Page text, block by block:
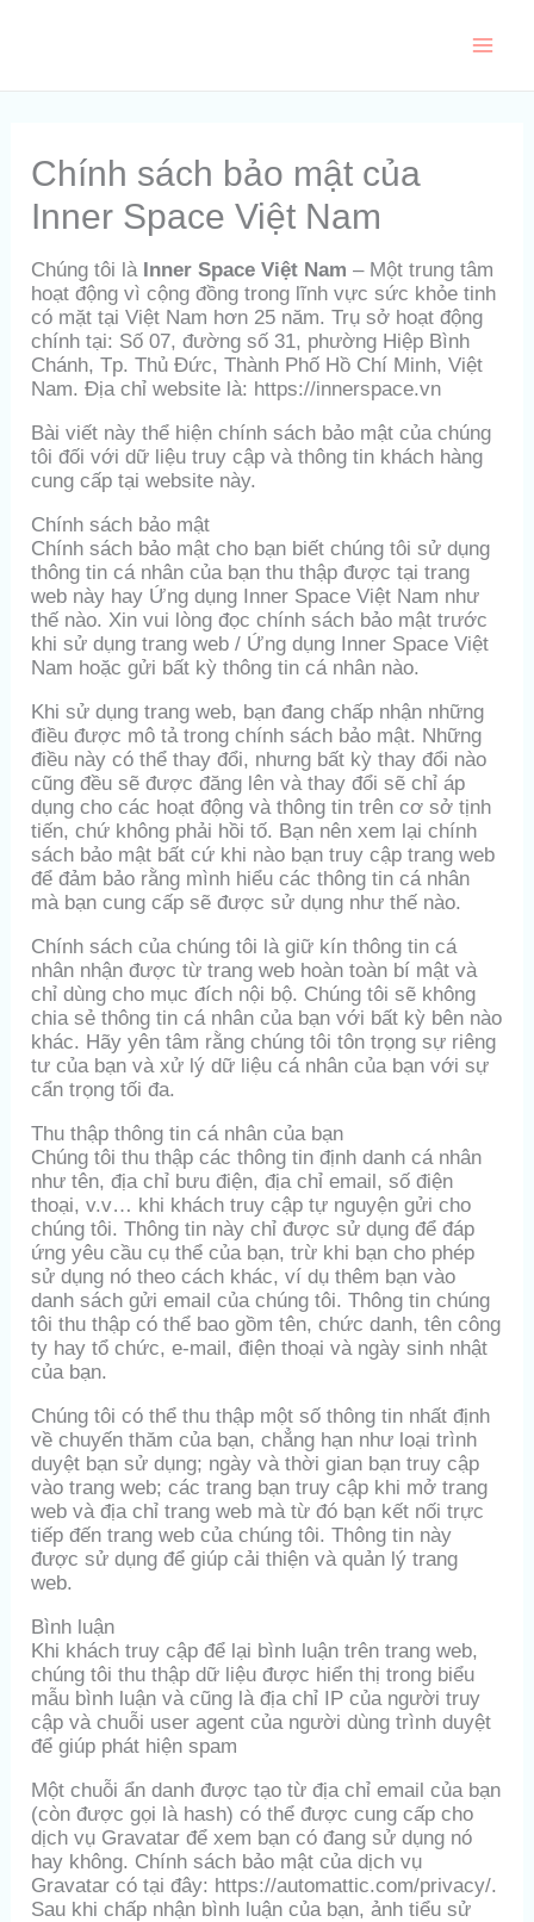
Chính sách bảo mật của
Inner Space Việt Nam
Chúng tôi là Inner Space Việt Nam – Một trung tâm
hoạt động vì cộng đồng trong lĩnh vực sức khỏe tinh
có mặt tại Việt Nam hơn 25 năm. Trụ sở hoạt động
chính tại: Số 07, đường số 31, phường Hiệp Bình
Chánh, Tp. Thủ Đức, Thành Phố Hồ Chí Minh, Việt
Nam. Địa chỉ website là: https://innerspace.vn
Bài viết này thể hiện chính sách bảo mật của chúng
tôi đối với dữ liệu truy cập và thông tin khách hàng
cung cấp tại website này.
Chính sách bảo mật
Chính sách bảo mật cho bạn biết chúng tôi sử dụng
thông tin cá nhân của bạn thu thập được tại trang
web này hay Ứng dụng Inner Space Việt Nam như
thế nào. Xin vui lòng đọc chính sách bảo mật trước
khi sử dụng trang web / Ứng dụng Inner Space Việt
Nam hoặc gửi bất kỳ thông tin cá nhân nào.
Khi sử dụng trang web, bạn đang chấp nhận những
điều được mô tả trong chính sách bảo mật. Những
điều này có thể thay đổi, nhưng bất kỳ thay đổi nào
cũng đều sẽ được đăng lên và thay đổi sẽ chỉ áp
dụng cho các hoạt động và thông tin trên cơ sở tịnh
tiến, chứ không phải hồi tố. Bạn nên xem lại chính
sách bảo mật bất cứ khi nào bạn truy cập trang web
để đảm bảo rằng mình hiểu các thông tin cá nhân
mà bạn cung cấp sẽ được sử dụng như thế nào.
Chính sách của chúng tôi là giữ kín thông tin cá
nhân nhận được từ trang web hoàn toàn bí mật và
chỉ dùng cho mục đích nội bộ. Chúng tôi sẽ không
chia sẻ thông tin cá nhân của bạn với bất kỳ bên nào
khác. Hãy yên tâm rằng chúng tôi tôn trọng sự riêng
tư của bạn và xử lý dữ liệu cá nhân của bạn với sự
cẩn trọng tối đa.
Thu thập thông tin cá nhân của bạn
Chúng tôi thu thập các thông tin định danh cá nhân
như tên, địa chỉ bưu điện, địa chỉ email, số điện
thoại, v.v… khi khách truy cập tự nguyện gửi cho
chúng tôi. Thông tin này chỉ được sử dụng để đáp
ứng yêu cầu cụ thể của bạn, trừ khi bạn cho phép
sử dụng nó theo cách khác, ví dụ thêm bạn vào
danh sách gửi email của chúng tôi. Thông tin chúng
tôi thu thập có thể bao gồm tên, chức danh, tên công
ty hay tổ chức, e-mail, điện thoại và ngày sinh nhật
của bạn.
Chúng tôi có thể thu thập một số thông tin nhất định
về chuyến thăm của bạn, chẳng hạn như loại trình
duyệt bạn sử dụng; ngày và thời gian bạn truy cập
vào trang web; các trang bạn truy cập khi mở trang
web và địa chỉ trang web mà từ đó bạn kết nối trực
tiếp đến trang web của chúng tôi. Thông tin này
được sử dụng để giúp cải thiện và quản lý trang
web.
Bình luận
Khi khách truy cập để lại bình luận trên trang web,
chúng tôi thu thập dữ liệu được hiển thị trong biểu
mẫu bình luận và cũng là địa chỉ IP của người truy
cập và chuỗi user agent của người dùng trình duyệt
để giúp phát hiện spam
Một chuỗi ẩn danh được tạo từ địa chỉ email của bạn
(còn được gọi là hash) có thể được cung cấp cho
dịch vụ Gravatar để xem bạn có đang sử dụng nó
hay không. Chính sách bảo mật của dịch vụ
Gravatar có tại đây: https://automattic.com/privacy/.
Sau khi chấp nhận bình luận của bạn, ảnh tiểu sử